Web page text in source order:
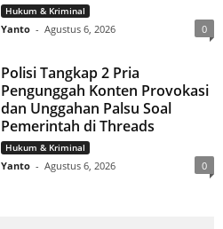
Hukum & Kriminal
Yanto - Agustus 6, 2026 0
Polisi Tangkap 2 Pria
Pengunggah Konten Provokasi
dan Unggahan Palsu Soal
Pemerintah di Threads
Hukum & Kriminal
Yanto - Agustus 6, 2026 0